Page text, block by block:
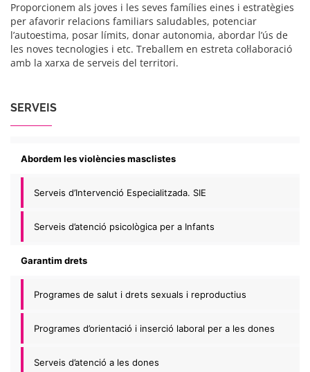
SERVEIS
Abordem les violències masclistes
Serveis d’Intervenció Especialitzada. SIE
Serveis d’atenció psicològica per a Infants
Garantim drets
Programes de salut i drets sexuals i reproductius
Programes d’orientació i inserció laboral per a les dones
Serveis d’atenció a les dones
Proporcionem als joves i les seves famílies eines i estratègies
per afavorir relacions familiars saludables, potenciar
l’autoestima, posar límits, donar autonomia, abordar l’ús de
les noves tecnologies i etc. Treballem en estreta col·laboració
amb la xarxa de serveis del territori.